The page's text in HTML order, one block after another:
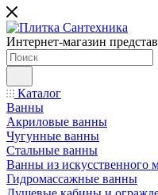
Интернет-магазин
Каталог
Ванны
Акриловые ванны
Чугунные ванны
Стальные ванны
Ванны из искусственного
Гидромассажные ванны